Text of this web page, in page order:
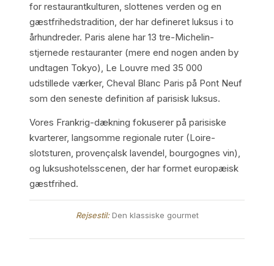
for restaurantkulturen, slottenes verden og en
gæstfrihedstradition, der har defineret luksus i to
århundreder. Paris alene har 13 tre-Michelin-
stjernede restauranter (mere end nogen anden by
undtagen Tokyo), Le Louvre med 35 000
udstillede værker, Cheval Blanc Paris på Pont Neuf
som den seneste definition af parisisk luksus.
Vores Frankrig-dækning fokuserer på parisiske
kvarterer, langsomme regionale ruter (Loire-
slotsturen, provençalsk lavendel, bourgognes vin),
og luksushotelsscenen, der har formet europæisk
gæstfrihed.
Rejsestil:Den klassiske gourmet